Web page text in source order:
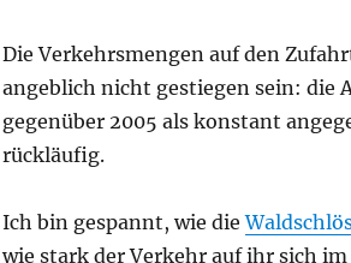
Die Verkehrsmengen auf den
angeblich nicht gestiegen sein: die
gegenüber 2005 als konstant
rückläufig.
Ich bin gespannt, wie die
wie stark der Verkehr auf ihr sich